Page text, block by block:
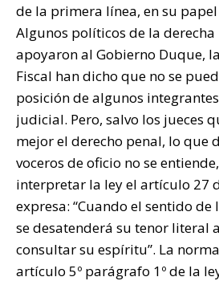
de la primera línea, en su
Algunos políticos de la
apoyaron al Gobierno Duque,
Fiscal han dicho que no se
posición de algunos
judicial. Pero, salvo los jueces
mejor el derecho penal, lo que
voceros de oficio no se
interpretar la ley el artículo 27
expresa: “Cuando el sentido de
se desatenderá su tenor literal
consultar su espíritu”. La
artículo 5º parágrafo 1º de la